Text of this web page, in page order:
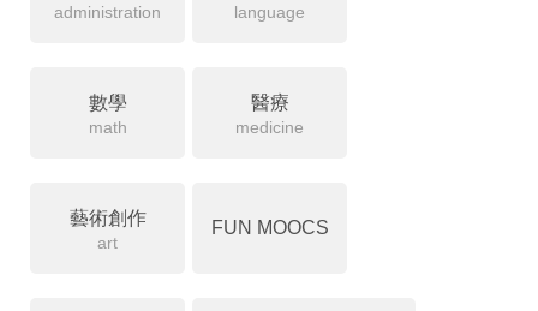
administration language
數學
math
醫療
medicine
藝術創作
art
FUN MOOCS